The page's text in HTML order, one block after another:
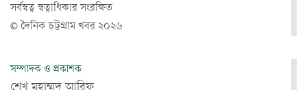
সর্বস্বত্ব স্বত্বাধিকার সংরক্ষিত
© দৈনিক চট্টগ্রাম খবর ২০২৬
সম্পাদক ও প্রকাশক